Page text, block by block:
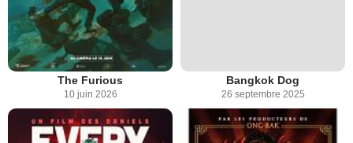
The Furious
10 juin 2026
Bangkok Dog
26 septembre 2025